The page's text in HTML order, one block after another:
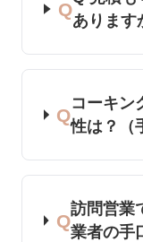
Q
あります
Q
コーキン
性は？（
Q
訪問営業
業者の手